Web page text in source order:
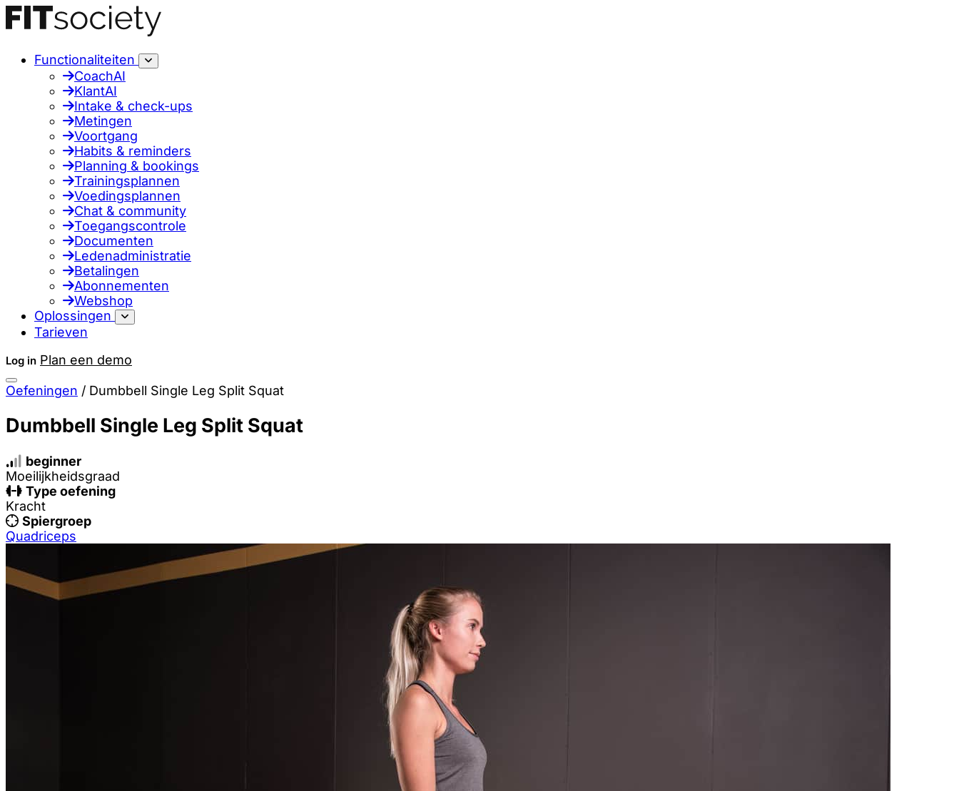
Functionaliteiten
CoachAI
KlantAI
Intake & check-ups
Metingen
Voortgang
Habits & reminders
Planning & bookings
Trainingsplannen
Voedingsplannen
Chat & community
Toegangscontrole
Documenten
Ledenadministratie
Betalingen
Abonnementen
Webshop
Oplossingen
Tarieven
Log in Plan een demo
Oefeningen / Dumbbell Single Leg Split Squat
Dumbbell Single Leg Split Squat
beginner
Moeilijkheidsgraad
Type oefening
Kracht
Spiergroep
Quadriceps